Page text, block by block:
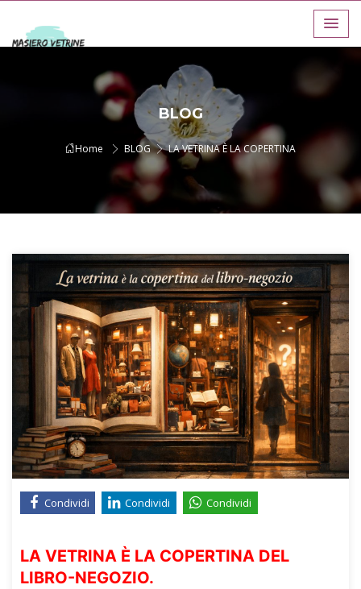
BLOG
Home BLOG LA VETRINA È LA COPERTINA
Condividi Condividi Condividi
LA VETRINA È LA COPERTINA DEL
LIBRO-NEGOZIO.